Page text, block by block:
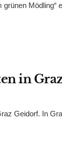
in
Geidorf. In